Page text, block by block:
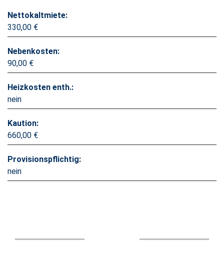
Nettokaltmiete:
330,00 €
Nebenkosten:
90,00 €
Heizkosten enth.:
nein
Kaution:
660,00 €
Provisionspflichtig:
nein